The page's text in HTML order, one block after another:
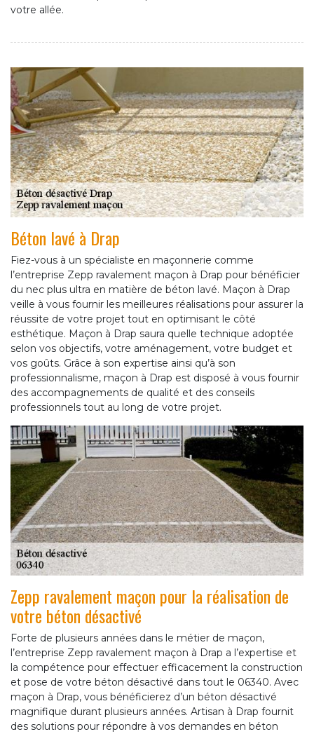
votre allée.
Béton lavé à Drap
Fiez-vous à un spécialiste en maçonnerie comme
l’entreprise Zepp ravalement maçon à Drap pour bénéficier
du nec plus ultra en matière de béton lavé. Maçon à Drap
veille à vous fournir les meilleures réalisations pour assurer la
réussite de votre projet tout en optimisant le côté
esthétique. Maçon à Drap saura quelle technique adoptée
selon vos objectifs, votre aménagement, votre budget et
vos goûts. Grâce à son expertise ainsi qu’à son
professionnalisme, maçon à Drap est disposé à vous fournir
des accompagnements de qualité et des conseils
professionnels tout au long de votre projet.
Zepp ravalement maçon pour la réalisation de
votre béton désactivé
Forte de plusieurs années dans le métier de maçon,
l’entreprise Zepp ravalement maçon à Drap a l’expertise et
la compétence pour effectuer efficacement la construction
et pose de votre béton désactivé dans tout le 06340. Avec
maçon à Drap, vous bénéficierez d’un béton désactivé
magnifique durant plusieurs années. Artisan à Drap fournit
des solutions pour répondre à vos demandes en béton